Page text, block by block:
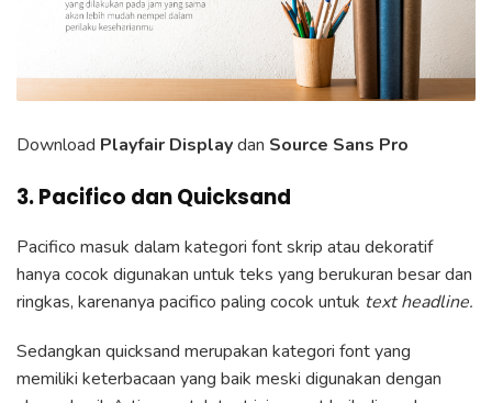
Download Playfair Displaydan Source Sans Pro
3. Pacifico dan Quicksand
Pacifico masuk dalam kategori font skrip atau dekoratif
hanya cocok digunakan untuk teks yang berukuran besar dan
ringkas, karenanya pacifico paling cocok untuk text headline.
Sedangkan quicksand merupakan kategori font yang
memiliki keterbacaan yang baik meski digunakan dengan